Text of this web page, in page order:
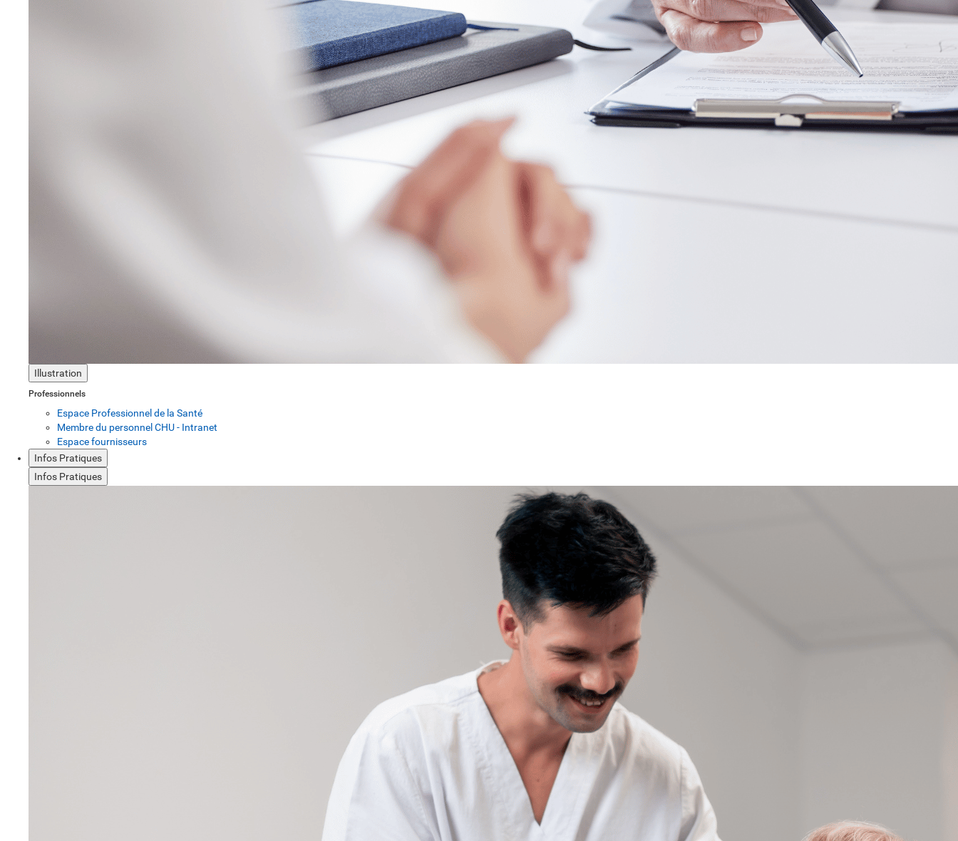
Illustration
Professionnels
Espace Professionnel de la Santé
Membre du personnel CHU - Intranet
Espace fournisseurs
Infos Pratiques
Infos Pratiques